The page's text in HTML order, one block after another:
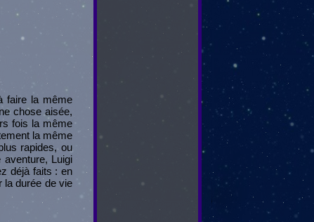
faire la même
chose aisée,
fois la même
la même
rapides, ou
Luigi
déjà faits : en
la durée de vie